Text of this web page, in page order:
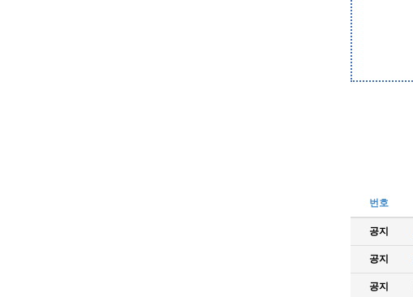
번호
공지
공지
공지